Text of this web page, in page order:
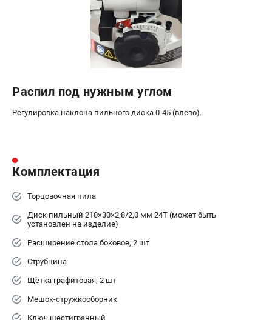
Распил под нужным углом
Регулировка наклона пильного диска 0-45 (влево).
Комплектация
Торцовочная пила
Диск пильный 210×30×2,8/2,0 мм 24T (может быть
установлен на изделие)
Расширение стола боковое, 2 шт
Струбцина
Щётка графитовая, 2 шт
Мешок-стружкосборник
Ключ шестигранный